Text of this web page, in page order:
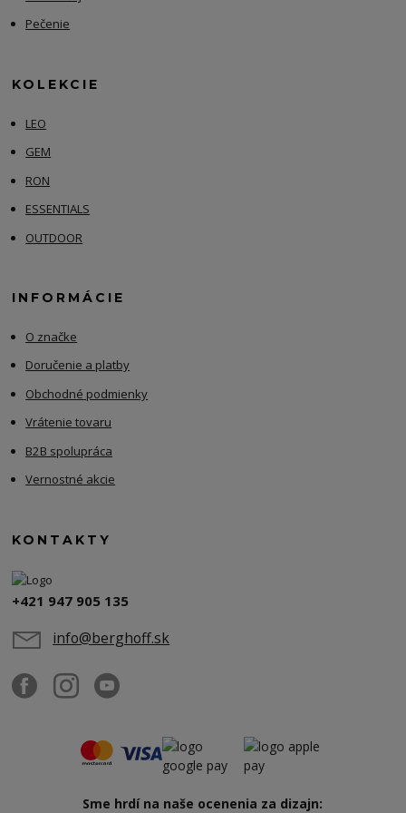
Pečenie
KOLEKCIE
LEO
GEM
RON
ESSENTIALS
OUTDOOR
INFORMÁCIE
O značke
Doručenie a platby
Obchodné podmienky
Vrátenie tovaru
B2B spolupráca
Vernostné akcie
KONTAKTY
+421 947 905 135
info@berghoff.sk
Sme hrdí na naše ocenenia za dizajn: